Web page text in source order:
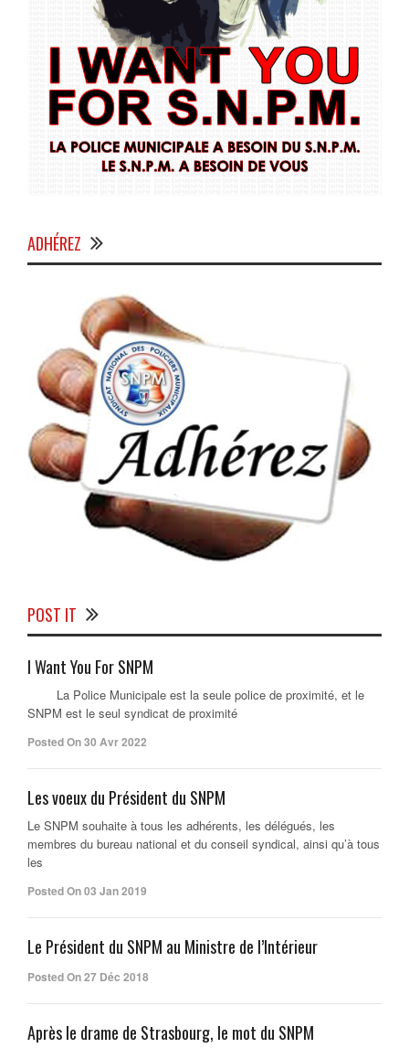
ADHÉREZ
POST IT
I Want You For SNPM
La Police Municipale est la seule police de proximité, et le
SNPM est le seul syndicat de proximité
Posted On 30 Avr 2022
Les voeux du Président du SNPM
Le SNPM souhaite à tous les adhérents, les délégués, les
membres du bureau national et du conseil syndical, ainsi qu’à tous
les
Posted On 03 Jan 2019
Le Président du SNPM au Ministre de l’Intérieur
Posted On 27 Déc 2018
Après le drame de Strasbourg, le mot du SNPM